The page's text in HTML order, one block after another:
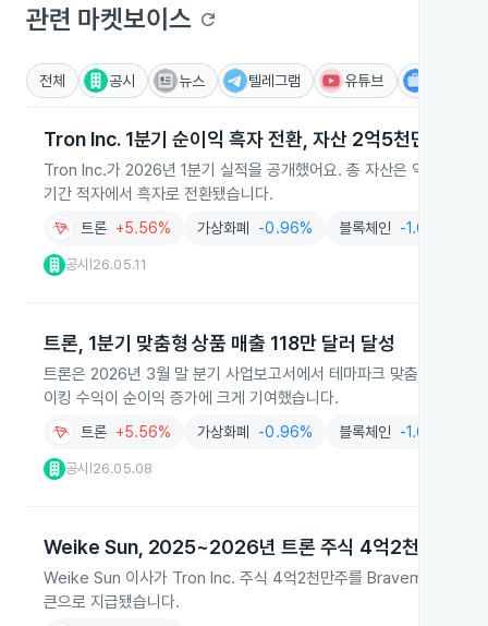
관련 마켓보이스 refresh
전체 공시 뉴스 텔레그램 유튜브
Tron Inc. 1분기 순이익 흑자 전환, 자산 2억5천만 달러
Tron Inc.가 2026년 1분기 실적을 공개했어요. 총 자산은 약 2억
기간 적자에서 흑자로 전환됐습니다.
트론 +5.56% 가상화폐 -0.96% 블록체인 -1.66%
공시 26.05.11
트론, 1분기 맞춤형 상품 매출 118만 달러 달성
트론은 2026년 3월 말 분기 사업보고서에서 테마파크 맞춤형 상품
이킹 수익이 순이익 증가에 크게 기여했습니다.
트론 +5.56% 가상화폐 -0.96% 블록체인 -1.66%
공시 26.05.08
Weike Sun, 2025~2026년 트론 주식 4억2천만주 매
Weike Sun 이사가 Tron Inc. 주식 4억2천만주를 Bravemorning
큰으로 지급됐습니다.